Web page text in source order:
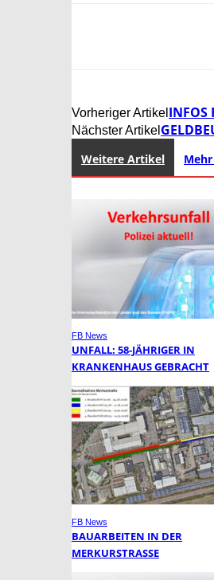
Vorheriger Artikel INFOS
Nächster Artikel
Weitere Artikel
FB News
UNFALL: 58-JÄHRIGER IN
KRANKENHAUS GEBRACHT
FB News
BAUARBEITEN IN DER
MERKURSTRASSE